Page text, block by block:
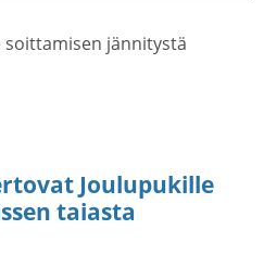
jännitystä
Joulupukille
taiasta